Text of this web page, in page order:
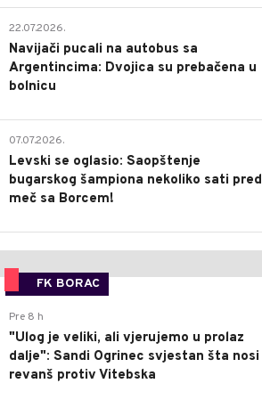
22.07.2026.
Navijači pucali na autobus sa
Argentincima: Dvojica su prebačena u
bolnicu
07.07.2026.
Levski se oglasio: Saopštenje
bugarskog šampiona nekoliko sati pred
meč sa Borcem!
FK BORAC
Pre 8 h
"Ulog je veliki, ali vjerujemo u prolaz
dalje": Sandi Ogrinec svjestan šta nosi
revanš protiv Vitebska